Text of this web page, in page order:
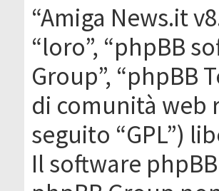
“Amiga News.it
“loro”, “phpBB
Group”, “phpBB
di comunità web
seguito “GPL”)
Il software